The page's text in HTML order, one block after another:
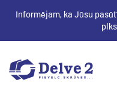
Informējam, ka Jūsu